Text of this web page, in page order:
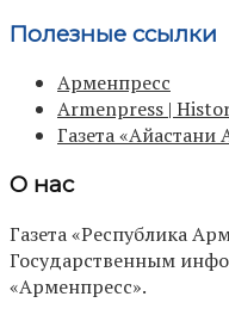
Полезные ссылки
Арменпресс
Armenpress |
Газета «Айастани
О нас
Газета «Республика
Государственным
«Арменпресс».